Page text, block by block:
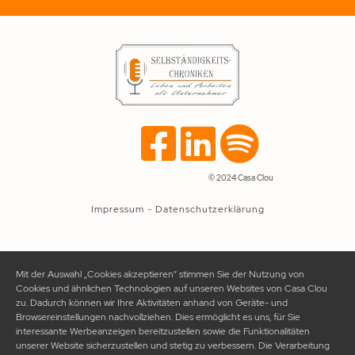
© 2024 Casa Clou
Impressum - Datenschutzerklärung
Mit der Auswahl „Cookies akzeptieren“ stimmen Sie der Nutzung von
Cookies und ähnlichen Technologien auf unseren Websites von Casa Clou
zu. Dadurch können wir Ihre Aktivitäten anhand von Geräte- und
Browsereinstellungen nachvollziehen. Dies ermöglicht es uns, für Sie
interessante Werbeanzeigen bereitzustellen sowie die Funktionalitäten
unserer Website sicherzustellen und stetig zu verbessern. Die Verarbeitung